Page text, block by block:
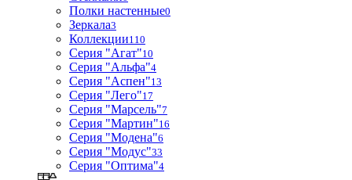
Полки настенные0
Зеркала3
Коллекции110
Серия "Агат"10
Серия "Альфа"4
Серия "Аспен"13
Серия "Лего"17
Серия "Марсель"7
Серия "Мартин"16
Серия "Модена"6
Серия "Модус"33
Серия "Оптима"4